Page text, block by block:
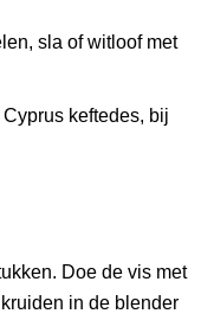
sla of witloof met
keftedes, bij
Doe de vis met
in de blender